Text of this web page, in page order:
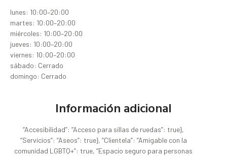
lunes: 10:00–20:00
martes: 10:00–20:00
miércoles: 10:00–20:00
jueves: 10:00–20:00
viernes: 10:00–20:00
sábado: Cerrado
domingo: Cerrado
Información adicional
“Accesibilidad”: “Acceso para sillas de ruedas”: true},
“Servicios”: “Aseos”: true}, “Clientela”: “Amigable con la
comunidad LGBTQ+”: true, “Espacio seguro para personas